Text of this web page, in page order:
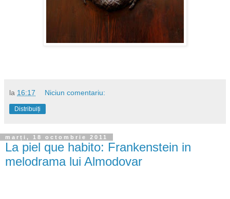
la 16:17 Niciun comentariu:
Distribuiți
marți, 18 octombrie 2011
La piel que habito: Frankenstein in
melodrama lui Almodovar